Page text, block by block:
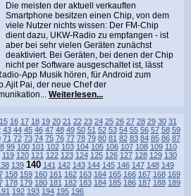
Die meisten der aktuell verkauften
Smartphone besitzen einen Chip, von dem
viele Nutzer nichts wissen: Der FM-Chip
dient dazu, UKW-Radio zu empfangen - ist
aber bei sehr vielen Geräten zunächst
deaktiviert. Bei Geräten, bei denen der Chip
nicht per Software ausgeschaltet ist, lässt
App Musik hören, für Android zum
Pai, der neue Chef der
Weiterlesen...
15 16 17 18 19 20 21 22 23 24 25 26 27 28 29 30 31
43 44 45 46 47 48 49 50 51 52 53 54 55 56 57 58 59
71 72 73 74 75 76 77 78 79 80 81 82 83 84 85 86 87
99 100 101 102 103 104 105 106 107 108 109 110
119 120 121 122 123 124 125 126 127 128 129 130
139 140 141 142 143 144 145 146 147 148 149
158 159 160 161 162 163 164 165 166 167 168 169
178 179 180 181 182 183 184 185 186 187 188 189
192 193 194 195 196